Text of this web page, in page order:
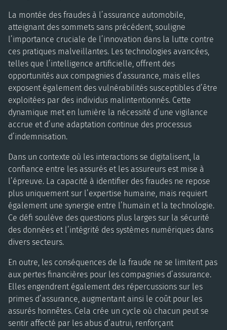
La montée des fraudes à l’assurance automobile,
atteignant des sommets sans précédent, souligne
l’importance cruciale de l’innovation dans la lutte contre
ces pratiques malveillantes. Les technologies avancées,
telles que l’intelligence artificielle, offrent des
opportunités aux compagnies d’assurance, mais elles
exposent également des vulnérabilités susceptibles d’être
exploitées par des individus malintentionnés. Cette
dynamique met en lumière la nécessité d’une vigilance
accrue et d’une adaptation continue des processus
d’indemnisation.
Dans un contexte où les interactions se digitalisent, la
confiance entre les assurés et les assureurs est mise à
l’épreuve. La capacité à identifier des fraudes ne repose
plus uniquement sur l’expertise humaine, mais requiert
également une synergie entre l’humain et la technologie.
Ce défi soulève des questions plus larges sur la sécurité
des données et l’intégrité des systèmes numériques dans
divers secteurs.
En outre, les conséquences de la fraude ne se limitent pas
aux pertes financières pour les compagnies d’assurance.
Elles engendrent également des répercussions sur les
primes d’assurance, augmentant ainsi le coût pour les
assurés honnêtes. Cela crée un cycle où chacun peut se
sentir affecté par les abus d’autrui, renforçant